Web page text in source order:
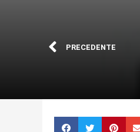
PRECEDENTE